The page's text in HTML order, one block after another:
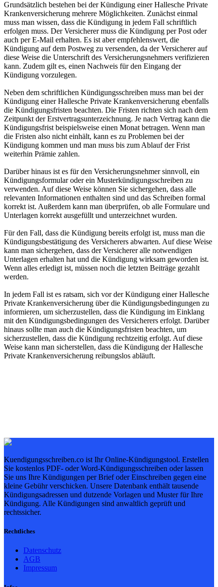
Grundsätzlich bestehen bei der Kündigung einer Hallesche Private
Krankenversicherung mehrere Möglichkeiten. Zunächst einmal
muss man wissen, dass die Kündigung in jedem Fall schriftlich
erfolgen muss. Der Versicherer muss die Kündigung per Post oder
auch per E-Mail erhalten. Es ist aber empfehlenswert, die
Kündigung auf dem Postweg zu versenden, da der Versicherer auf
diese Weise die Unterschrift des Versicherungsnehmers verifizieren
kann. Zudem gilt es, einen Nachweis für den Eingang der
Kündigung vorzulegen.
Neben dem schriftlichen Kündigungsschreiben muss man bei der
Kündigung einer Hallesche Private Krankenversicherung ebenfalls
die Kündigungsfristen beachten. Die Fristen richten sich nach dem
Zeitpunkt der Erstvertragsunterzeichnung. Je nach Vertrag kann die
Kündigungsfrist beispielsweise einen Monat betragen. Wenn man
die Fristen also nicht einhält, kann es zu Problemen bei der
Kündigung kommen und man muss bis zum Ablauf der Frist
weiterhin Prämie zahlen.
Darüber hinaus ist es für den Versicherungsnehmer sinnvoll, ein
Kündigungsformular oder ein Musterkündigungsschreiben zu
verwenden. Auf diese Weise können Sie sichergehen, dass alle
relevanten Informationen enthalten sind und das Schreiben formal
korrekt ist. Außerdem kann man überprüfen, ob alle Formulare und
Unterlagen korrekt ausgefüllt und unterzeichnet wurden.
Für den Fall, dass die Kündigung bereits erfolgt ist, muss man die
Kündigungsbestätigung des Versicherers abwarten. Auf diese Weise
kann man sichergehen, dass der Versicherer alle notwendigen
Unterlagen erhalten hat und die Kündigung wirksam geworden ist.
Wenn alles erledigt ist, müssen noch die letzten Beiträge gezahlt
werden.
In jedem Fall ist es ratsam, sich vor der Kündigung einer Hallesche
Private Krankenversicherung über die Kündigungsbedingungen zu
informieren, um sicherzustellen, dass die Kündigung im Einklang
mit den Kündigungsbedingungen des Versicherers erfolgt. Darüber
hinaus sollte man auch die Kündigungsfristen beachten, um
sicherzustellen, dass die Kündigung rechtzeitig erfolgt. Auf diese
Weise kann man sicherstellen, dass die Kündigung der Hallesche
Private Krankenversicherung reibungslos abläuft.
Kuendigungsschreiben.co ist Ihr Online-Kündigungstool. Erstellen
Sie kostenlos PDF- oder Word-Kündigungsschreiben oder lassen
Sie uns Ihre Kündigungen per Brief oder Einschreiben gegen eine
kleine Gebühr verschicken. Unsere Datenbank enthält tausende
Kündigungsadressen und dutzende Vorlagen und Muster für Ihre
Kündigung. Alle Kündigungen sind anwaltlich geprüft und
rechtssicher.
Rechtliches
Datenschutz
AGB
Impressum